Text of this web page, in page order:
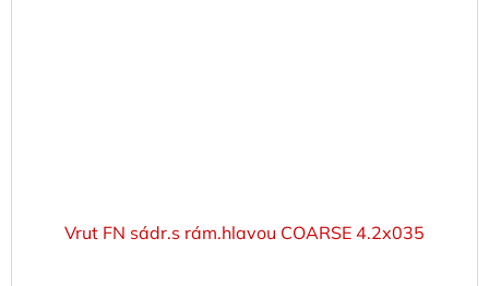
Vrut FN sádr.s rám.hlavou COARSE 4.2x035